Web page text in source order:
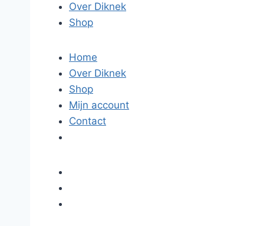
Over Diknek
Shop
Home
Over Diknek
Shop
Mijn account
Contact